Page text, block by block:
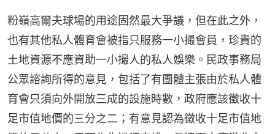
粉嶺高爾夫球場的用途固然最大爭議，但在此之外，
也有其他私人體育會被指只服務一小撮會員，珍貴的
土地資源不應資助一小撮人的私人娛樂。民政事務局
公眾諮詢所得的意見，包括了有團體主張由於私人體
育會只須向外開放三成的設施時數，政府應該徵收十
足市值地價的三分之二；有意見認為徵收十足市值地